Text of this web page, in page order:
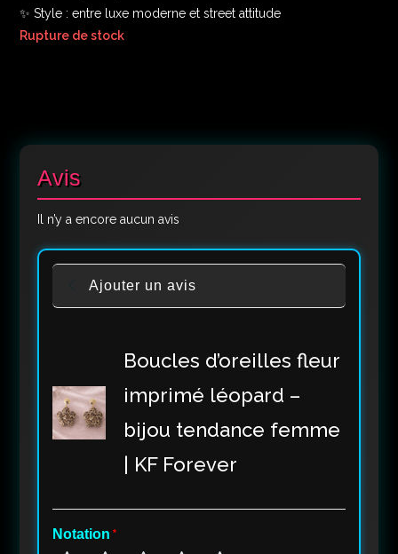
✨ Style : entre luxe moderne et street attitude
Rupture de stock
Avis
Il n’y a encore aucun avis
Ajouter un avis
Boucles d’oreilles fleur
imprimé léopard –
bijou tendance femme
| KF Forever
Notation *